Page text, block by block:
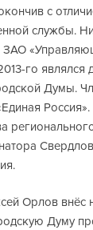
с
службы.
ЗАО
го являлся
Думы.
Орлов внёс
Думу